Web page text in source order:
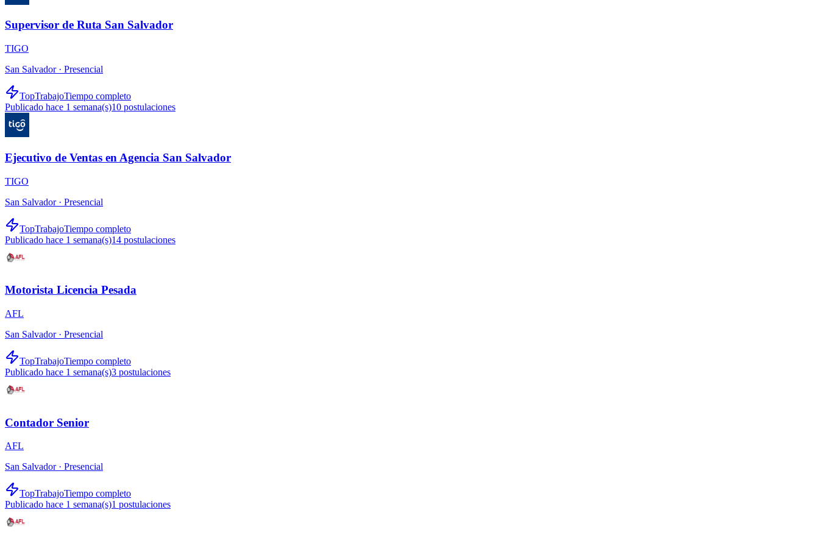
Supervisor de Ruta San Salvador
TIGO
San Salvador · Presencial
TopTrabajoTiempo completo
Publicado hace 1 semana(s)10 postulaciones
Ejecutivo de Ventas en Agencia San Salvador
TIGO
San Salvador · Presencial
TopTrabajoTiempo completo
Publicado hace 1 semana(s)14 postulaciones
Motorista Licencia Pesada
AFL
San Salvador · Presencial
TopTrabajoTiempo completo
Publicado hace 1 semana(s)3 postulaciones
Contador Senior
AFL
San Salvador · Presencial
TopTrabajoTiempo completo
Publicado hace 1 semana(s)1 postulaciones